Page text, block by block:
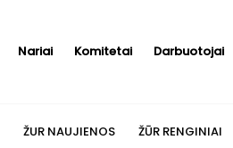
Nariai Komitetai Darbuotojai
ŽUR NAUJIENOS ŽŪR RENGINIAI